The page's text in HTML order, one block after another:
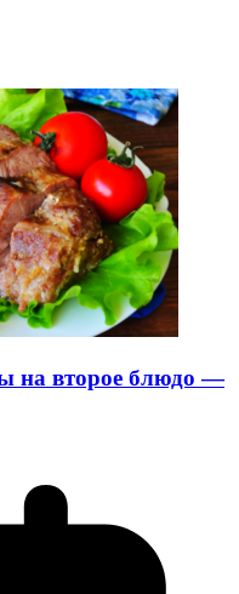
на второе блюдо —